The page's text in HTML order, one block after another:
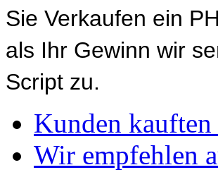
Sie Verkaufen ein
als Ihr Gewinn wir
Script zu.
Kunden
Wir empfehlen